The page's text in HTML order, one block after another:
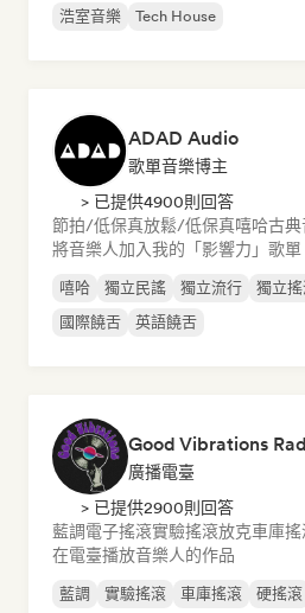
浩室音樂
Tech House
ADAD Audio
歌單音樂博主
> 已提供4900則回答
節拍/低保真放鬆/低保真嘻哈古典
將音樂人加入我的「影響力」歌單
嘻哈 獨立民謠 獨立流行 獨立
國際饒舌
英語饒舌
Good Vibrations
廣播電臺
> 已提供2900則回答
藍調電子搖滾實驗搖滾放克車庫搖
在電臺播放音樂人的作品
藍調 實驗搖滾 車庫搖滾 硬搖滾